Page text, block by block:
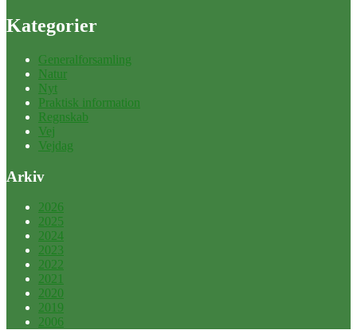
Kategorier
Generalforsamling
Natur
Nyt
Praktisk information
Regnskab
Vej
Vejdag
Arkiv
2026
2025
2024
2023
2022
2021
2020
2019
2006